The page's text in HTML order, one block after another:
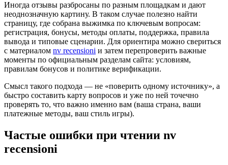
Иногда отзывы разбросаны по разным площадкам и дают
неоднозначную картину. В таком случае полезно найти
страницу, где собрана выжимка по ключевым вопросам:
регистрация, бонусы, методы оплаты, поддержка, правила
вывода и типовые сценарии. Для ориентира можно свериться
с материалом nv recensioni и затем перепроверить важные
моменты по официальным разделам сайта: условиям,
правилам бонусов и политике верификации.
Смысл такого подхода — не «поверить одному источнику», а
быстро составить карту вопросов и уже по ней точечно
проверять то, что важно именно вам (ваша страна, ваши
платежные методы, ваш стиль игры).
Частые ошибки при чтении nv
recensioni